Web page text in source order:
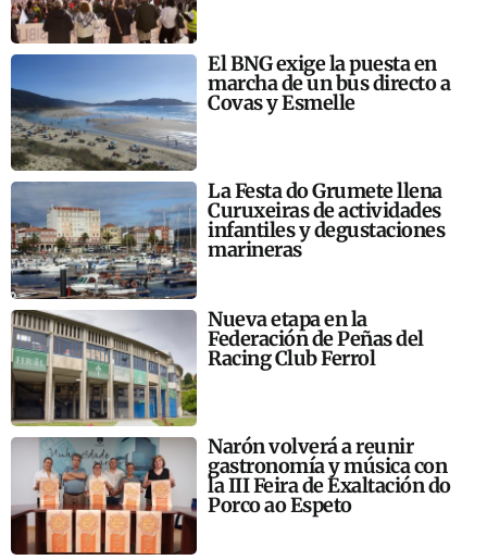
El BNG exige la puesta en
marcha de un bus directo a
Covas y Esmelle
La Festa do Grumete llena
Curuxeiras de actividades
infantiles y degustaciones
marineras
Nueva etapa en la
Federación de Peñas del
Racing Club Ferrol
Narón volverá a reunir
gastronomía y música con
la III Feira de Exaltación do
Porco ao Espeto